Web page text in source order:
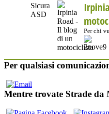
Per chi
Per qualsiasi
Mentre trovate Strade da